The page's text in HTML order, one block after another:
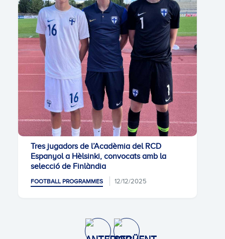
Tres jugadors de l’Acadèmia del RCD
Espanyol a Hèlsinki, convocats amb la
selecció de Finlàndia
FOOTBALL PROGRAMMES 12/12/2025